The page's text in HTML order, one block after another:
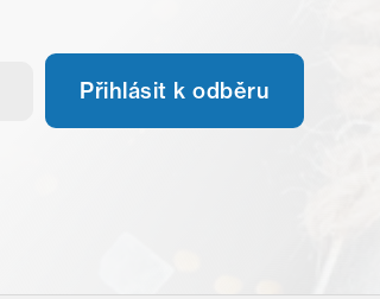
Přihlásit k odběru